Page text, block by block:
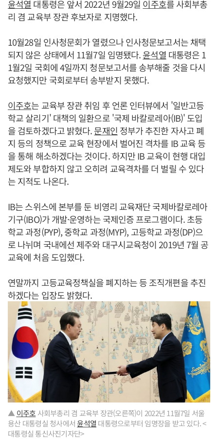
윤석열 대통령은 앞서 2022년 9월29일 이주호를 사회부총
리 겸 교육부 장관 후보자로 지명했다.
10월28일 인사청문회가 열렸으나 인사청문보고서는 채택
되지 않은 상태에서 11월7일 임명됐다.윤석열 대통령은 1
1월2일 국회에 4일까지 청문보고서를 송부해줄 것을 다시
요청했지만 국회로부터 송부받지 못했다.
이주호는 교육부 장관 취임 후 언론 인터뷰에서 '일반고등
학교 살리기' 대책의 일환으로 '국제 바칼로레아(IB)' 도입
을 검토하겠다고 밝혔다.문재인 정부가 추진한 자사고 폐
지 등의 정책으로 교육 현장에서 벌어진 격차를 IB 교육 등
을 통해 해소하겠다는 것이다. 하지만 IB 교육이 현행 대입
제도와 부합하지 않고 오히려 교육격차를 더 벌릴 수 있다
는 지적도 나온다.
IB는 스위스에 본부를 둔 비영리 교육재단 국제바칼로레아
기구(IBO)가 개발·운영하는 국제인증 프로그램이다. 초등
학교 과정(PYP), 중학교 과정(MYP), 고등학교 과정(DP)으
로 나뉘며 국내에선 제주와 대구시교육청이 2019년 7월 공
교육에 처음 도입했다.
연말까지 고등교육정책실을 폐지하는 등 조직개편을 추진
하겠다는 입장도 밝혔다.
▲ 이주호 사회부총리 겸 교육부 장관(오른쪽)이 2022년 11월7일 서울
용산 대통령실 청사에서윤석열 대통령으로부터 임명장을 받고 있다. <
대통령실 통신사진기자단>